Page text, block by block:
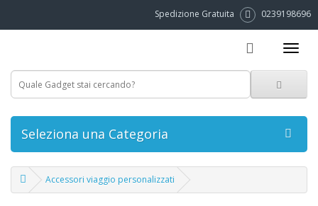
Spedizione Gratuita 0239198696
Seleziona una Categoria
Accessori viaggio personalizzati